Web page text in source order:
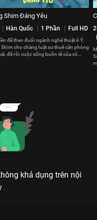
Shim Đáng Yêu
Hàn Quốc 1 Phần Full HD
để theo đuổi ngành nghệ thuật ở Ý,
Shim cho chàng luật sư thuê căn phòng
để rồi cuộc sống buồn tẻ của cô
khả dụng trên nội